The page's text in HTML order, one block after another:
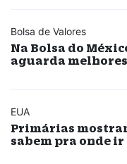
Bolsa de Valores
Na Bolsa do
aguarda
EUA
Primárias
sabem pra onde ir